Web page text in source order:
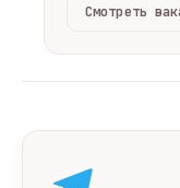
Смотреть